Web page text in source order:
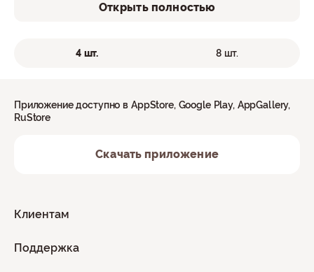
Открыть полностью
4 шт. 8 шт.
Клиентам
Поддержка
Приложение доступно в AppStore, Google Play, AppGallery,
RuStore
Скачать приложение